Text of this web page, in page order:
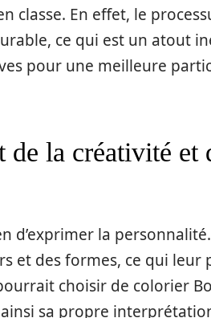
classe. En effet, le
ce qui est un atout
pour une meilleure
de la créativité et
d’exprimer la
et des formes, ce qui leur
choisir de colorier
sa propre